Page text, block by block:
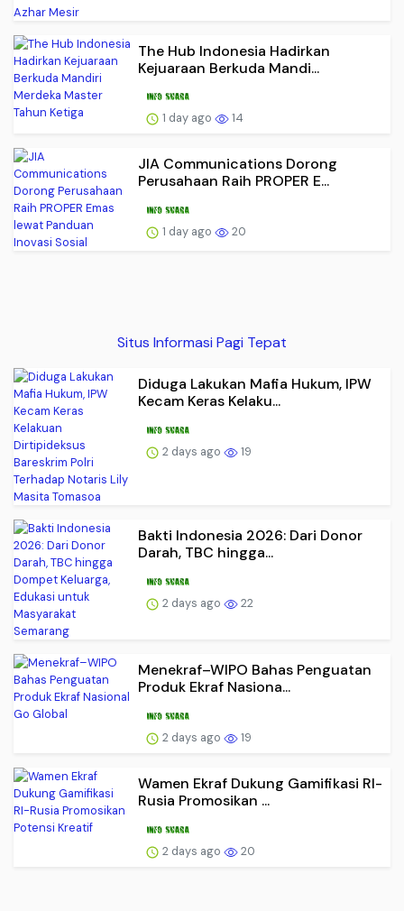
The Hub Indonesia Hadirkan
Kejuaraan Berkuda Mandi...
1 day ago 14
JIA Communications Dorong
Perusahaan Raih PROPER E...
1 day ago 20
Situs Informasi Pagi Tepat
Diduga Lakukan Mafia Hukum, IPW
Kecam Keras Kelaku...
2 days ago 19
Bakti Indonesia 2026: Dari Donor
Darah, TBC hingga...
2 days ago 22
Menekraf–WIPO Bahas Penguatan
Produk Ekraf Nasiona...
2 days ago 19
Wamen Ekraf Dukung Gamifikasi RI-
Rusia Promosikan ...
2 days ago 20